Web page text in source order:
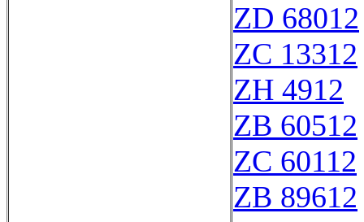
ZD 68012
ZC 13312
ZH 4912
ZB 60512
ZC 60112
ZB 89612